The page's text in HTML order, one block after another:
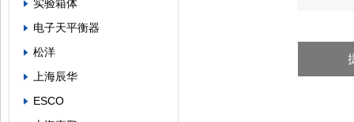
实验箱体
电子天平衡器
松洋
上海辰华
ESCO